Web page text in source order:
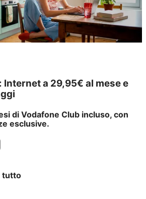
Internet a 29,95€ al mese e
di Vodafone Club incluso, con
esclusive.
tutto